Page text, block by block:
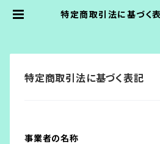
特定商取引法に基づく
特定商取引法に基づく表記
事業者の名称